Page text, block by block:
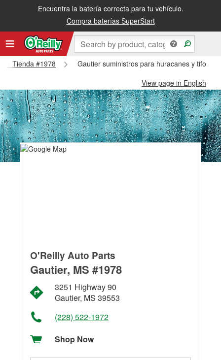
Encuentra la batería correcta para tu vehículo.
Compra baterías SuperStart
Tienda #1978
Gautier suministros para huracanes y
View page in English
O'Reilly Auto Parts
Gautier, MS #1978
3251 Highway 90
Gautier, MS 39553
(228) 522-1972
Shop Now